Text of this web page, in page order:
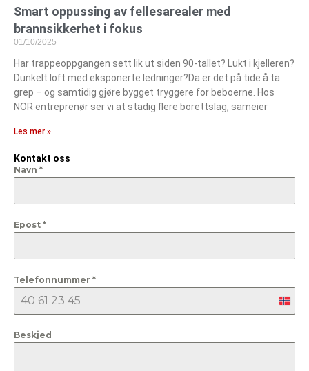
Smart oppussing av fellesarealer med
brannsikkerhet i fokus
01/10/2025
Har trappeoppgangen sett lik ut siden 90-tallet? Lukt i kjelleren?
Dunkelt loft med eksponerte ledninger?Da er det på tide å ta
grep – og samtidig gjøre bygget tryggere for beboerne. Hos
NOR entreprenør ser vi at stadig flere borettslag, sameier
Les mer »
Kontakt oss
Navn *
Epost *
Telefonnummer *
Beskjed